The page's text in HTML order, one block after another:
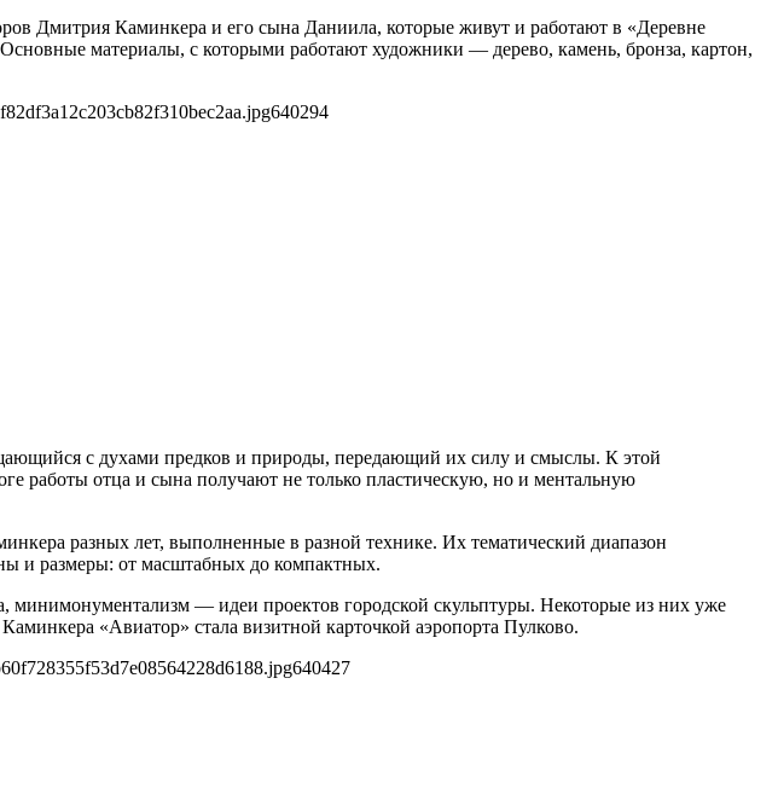
Дмитрия Каминкера и его сына Даниила, которые живут и работают в «Деревне
материалы, с которыми работают художники — дерево, камень, бронза, картон,
640294
с духами предков и природы, передающий их силу и смыслы. К этой
работы отца и сына получают не только пластическую, но и ментальную
разных лет, выполненные в разной технике. Их тематический диапазон
и размеры: от масштабных до компактных.
минимонументализм — идеи проектов городской скульптуры. Некоторые из них уже
«Авиатор» стала визитной карточкой аэропорта Пулково.
640427